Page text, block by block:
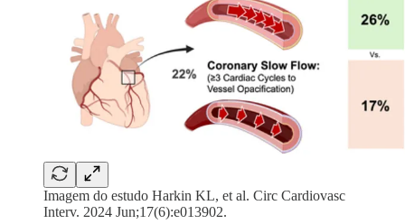
Imagem do estudo Harkin KL, et al. Circ Cardiovasc
Interv. 2024 Jun;17(6):e013902.